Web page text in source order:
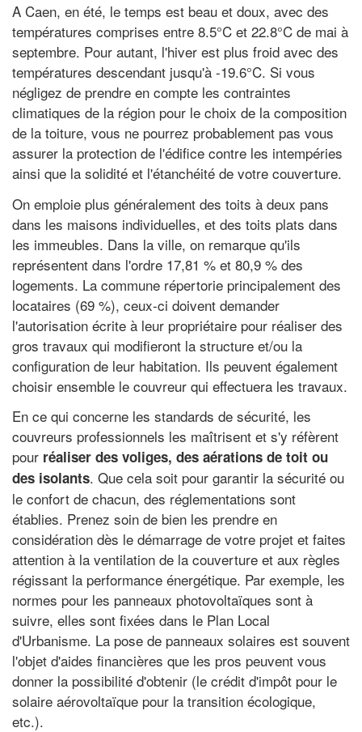
A Caen, en été, le temps est beau et doux, avec des
températures comprises entre 8.5°C et 22.8°C de mai à
septembre. Pour autant, l'hiver est plus froid avec des
températures descendant jusqu'à -19.6°C. Si vous
négligez de prendre en compte les contraintes
climatiques de la région pour le choix de la composition
de la toiture, vous ne pourrez probablement pas vous
assurer la protection de l'édifice contre les intempéries
ainsi que la solidité et l'étanchéité de votre couverture.
On emploie plus généralement des toits à deux pans
dans les maisons individuelles, et des toits plats dans
les immeubles. Dans la ville, on remarque qu'ils
représentent dans l'ordre 17,81 % et 80,9 % des
logements. La commune répertorie principalement des
locataires (69 %), ceux-ci doivent demander
l'autorisation écrite à leur propriétaire pour réaliser des
gros travaux qui modifieront la structure et/ou la
configuration de leur habitation. Ils peuvent également
choisir ensemble le couvreur qui effectuera les travaux.
En ce qui concerne les standards de sécurité, les
couvreurs professionnels les maîtrisent et s'y réfèrent
pour réaliser des voliges, des aérations de toit ou
des isolants. Que cela soit pour garantir la sécurité ou
le confort de chacun, des réglementations sont
établies. Prenez soin de bien les prendre en
considération dès le démarrage de votre projet et faites
attention à la ventilation de la couverture et aux règles
régissant la performance énergétique. Par exemple, les
normes pour les panneaux photovoltaïques sont à
suivre, elles sont fixées dans le Plan Local
d'Urbanisme. La pose de panneaux solaires est souvent
l'objet d'aides financières que les pros peuvent vous
donner la possibilité d'obtenir (le crédit d'impôt pour le
solaire aérovoltaïque pour la transition écologique,
etc.).